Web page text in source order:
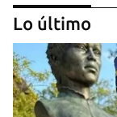
Lo último